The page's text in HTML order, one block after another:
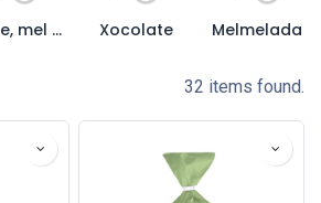
Sucre, mel i edulcorant Xocolate Melmelada
32 items found.